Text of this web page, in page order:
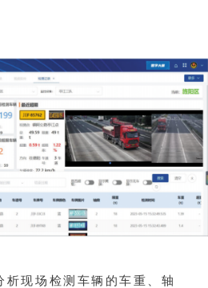
析现场检测车辆的车重、轴